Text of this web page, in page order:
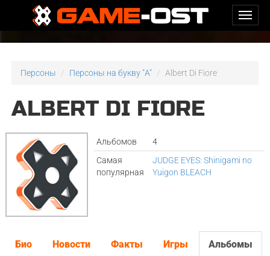
Персоны Персоны на букву "A" Albert Di Fiore
ALBERT DI FIORE
Альбомов
4
Самая
популярная
JUDGE EYES: Shinigami no
Yuigon BLEACH
Био Новости Факты Игры Альбомы